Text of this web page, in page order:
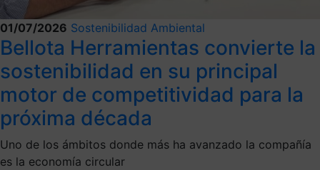
01/07/2026 Sostenibilidad Ambiental
Bellota Herramientas convierte la
sostenibilidad en su principal
motor de competitividad para la
próxima década
Uno de los ámbitos donde más ha avanzado la compañía
es la economía circular